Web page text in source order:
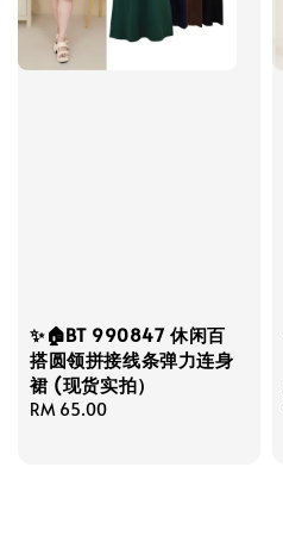
✨🏠BT 990847 休闲百
搭圆领拼接线条弹力连身
裙 (现货实拍）
Regular
RM 65.00